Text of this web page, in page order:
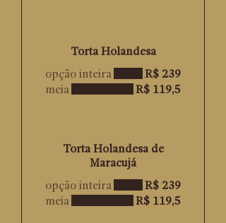
Torta Holandesa
opção inteira
R$ 239
meia
R$ 119,5
Torta Holandesa de
Maracujá
opção inteira
R$ 239
meia
R$ 119,5